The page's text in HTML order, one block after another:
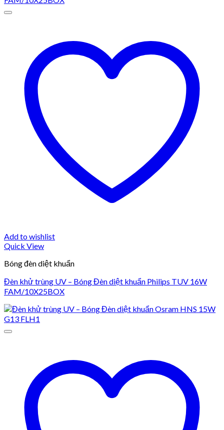
Add to wishlist
Quick View
Bóng đèn diệt khuẩn
Đèn khử trùng UV – Bóng Đèn diệt khuẩn Philips TUV 16W
FAM/10X25BOX